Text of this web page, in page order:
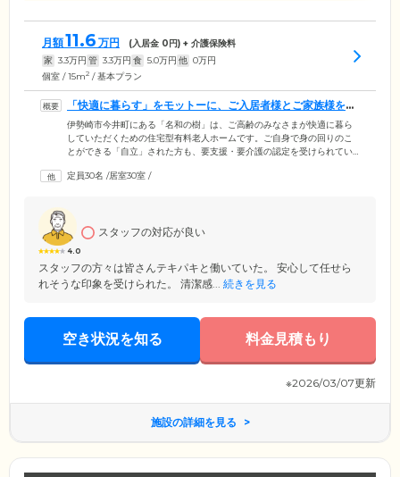
月額11.6 万円 (入居金 0円) + 介護保険料
家 3.3万円 管 3.3万円 食 5.0万円 他 0万円
個室 / 15m2 / 基本プラン
「快適に暮らす」をモットーに、ご入居者様とご家族様を支
えます
伊勢崎市今井町にある「名和の樹」は、ご高齢のみなさまが快適に暮ら
していただくための住宅型有料老人ホームです。ご自身で身の回りのこ
とができる「自立」された方も、要支援・要介護の認定を受けられてい
様にはご自宅のように安心してすこやかにお過ごしいただけるように。
定員30名 /居室30室 /
4.0
スタッフの対応が良い
スタッフの方々は皆さんテキパキと働いていた。 安心して任せら
れそうな印象を受けられた。 清潔感... 続きを見る
空き状況を知る 料金見積もり
※2026/03/07更新
施設の詳細を見る